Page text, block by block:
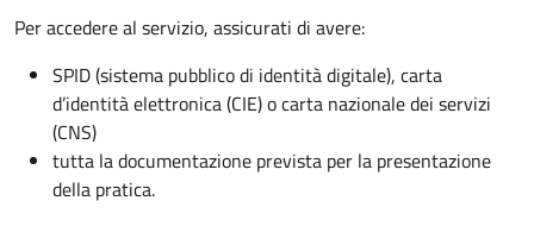
Per accedere al servizio, assicurati di avere:
SPID (sistema pubblico di identità digitale), carta
d’identità elettronica (CIE) o carta nazionale dei servizi
(CNS)
tutta la documentazione prevista per la presentazione
della pratica.